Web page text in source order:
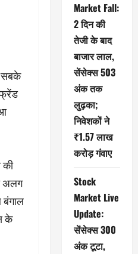
सबके
की
अलग
बंगाल
के
Market Fall:
2 दिन की
तेजी के बाद
बाजार लाल,
सेंसेक्स 503
अंक तक
लुढ़का;
निवेशकों ने
₹1.57 लाख
करोड़ गंवाए
Stock
Market Live
Update:
सेंसेक्स 300
अंक टूटा,